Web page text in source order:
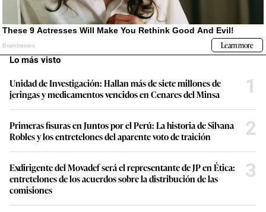
Lo más visto
Unidad de Investigación: Hallan más de siete millones de
jeringas y medicamentos vencidos en Cenares del Minsa
1
Primeras fisuras en Juntos por el Perú: La historia de Silvana
Robles y los entretelones del aparente voto de traición
2
Exdirigente del Movadef será el representante de JP en Ética:
entretelones de los acuerdos sobre la distribución de las
comisiones
3